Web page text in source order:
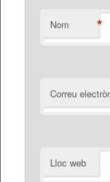
Nom *
Correu
Lloc web